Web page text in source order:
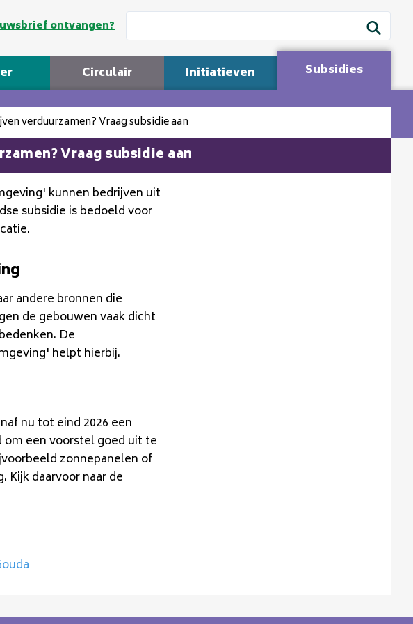
ontvangen?
Circulair Initiatieven Subsidies
verduurzamen? Vraag subsidie aan
Vraag subsidie aan
kunnen bedrijven uit
subsidie is bedoeld voor
andere bronnen die
de gebouwen vaak dicht
De
helpt hierbij.
nu tot eind 2026 een
om een voorstel goed uit te
zonnepanelen of
daarvoor naar de